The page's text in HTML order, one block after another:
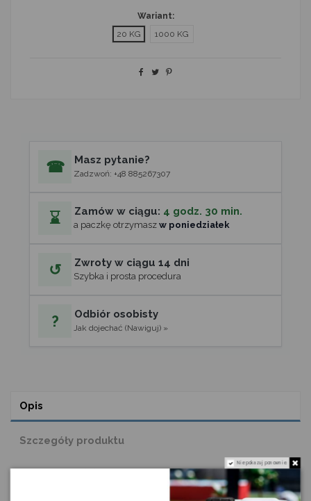
Wariant:
20 KG
1000 KG
☎ Masz pytanie?
Zadzwoń: +48 885267307
⌛ Zamów w ciągu: 4 godz. 30 min.
a paczkę otrzymasz w poniedziałek
↺ Zwroty w ciągu 14 dni
Szybka i prosta procedura
? Odbiór osobisty
Jak dojechać (Nawiguj) »
Opis
Szczegóły produktu
Komentarze(0)
Nie pokazuj ponownie.